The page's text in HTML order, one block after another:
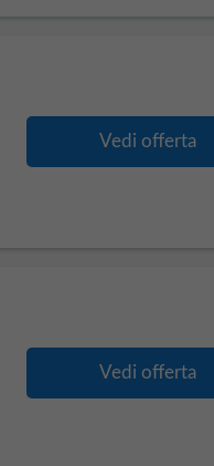
Vedi offerta
Vedi offerta